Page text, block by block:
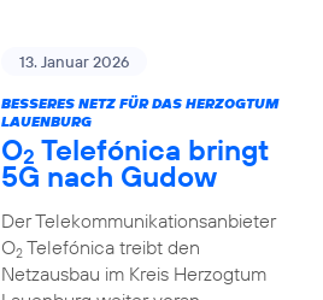
13. Januar 2026
BESSERES NETZ FÜR DAS HERZOGTUM
LAUENBURG
O2 Telefónica bringt
5G nach Gudow
Der Telekommunikationsanbieter
O2Telefónica treibt den
Netzausbau im Kreis Herzogtum